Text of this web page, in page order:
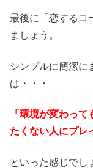
最後に「恋するコ
ましょう。
シンプルに簡潔に
は・・・
「環境が変わっ
たくない人にプレ
といった感じでし